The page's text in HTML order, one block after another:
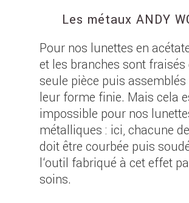
Les métaux ANDY
Pour nos lunettes en
et les branches sont fraisés
seule pièce puis assemblés
leur forme finie. Mais cela
impossible pour nos
métalliques : ici, chacune
doit être courbée puis
l‘outil fabriqué à cet effet
soins.